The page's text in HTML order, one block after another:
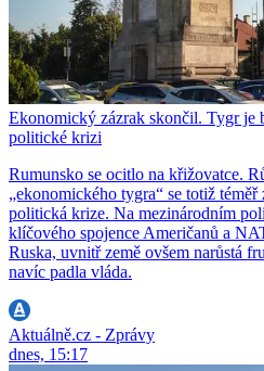
Ekonomický zázrak skončil. Tygr je
politické krizi
Rumunsko se ocitlo na křižovatce.
„ekonomického tygra“ se totiž
politická krize. Na mezinárodním
klíčového spojence Američanů a
Ruska, uvnitř země ovšem narůstá
navíc padla vláda.
Aktuálně.cz - Zprávy
dnes, 15:17